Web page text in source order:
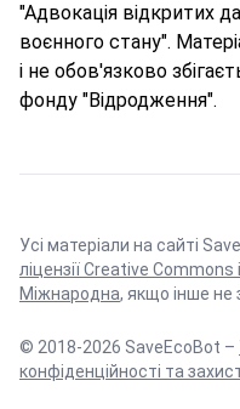
"Адвокація відкритих
воєнного стану".
і не обов'язково
фонду "Відродження".
Усі матеріали на сайті
ліцензії Creative
Міжнародна, якщо інше не
© 2018-2026 SaveEcoBot –
конфіденційності та